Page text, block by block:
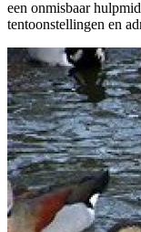
een onmisbaar
tentoonstellingen en